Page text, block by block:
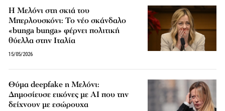
Η Μελόνι στη σκιά του
Μπερλουσκόνι: Το νέο σκάνδαλο
«bunga bunga» φέρνει πολιτική
θύελλα στην Ιταλία
15/05/2026
Θύμα deepfake η Μελόνι:
Δημοσίευσε εικόνες με AI που την
δείχνουν με εσώρουχα